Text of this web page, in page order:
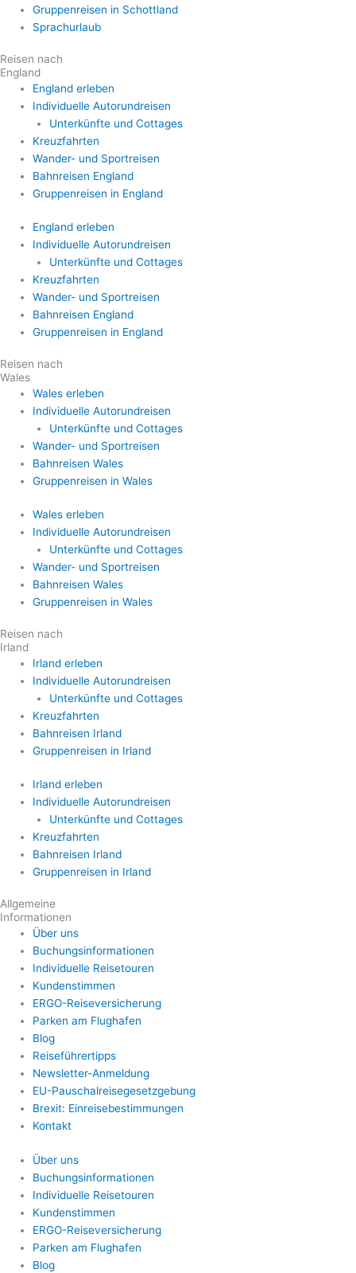
Gruppenreisen in Schottland
Sprachurlaub
Reisen nach
England
England erleben
Individuelle Autorundreisen
Unterkünfte und Cottages
Kreuzfahrten
Wander- und Sportreisen
Bahnreisen England
Gruppenreisen in England
England erleben
Individuelle Autorundreisen
Unterkünfte und Cottages
Kreuzfahrten
Wander- und Sportreisen
Bahnreisen England
Gruppenreisen in England
Reisen nach
Wales
Wales erleben
Individuelle Autorundreisen
Unterkünfte und Cottages
Wander- und Sportreisen
Bahnreisen Wales
Gruppenreisen in Wales
Wales erleben
Individuelle Autorundreisen
Unterkünfte und Cottages
Wander- und Sportreisen
Bahnreisen Wales
Gruppenreisen in Wales
Reisen nach
Irland
Irland erleben
Individuelle Autorundreisen
Unterkünfte und Cottages
Kreuzfahrten
Bahnreisen Irland
Gruppenreisen in Irland
Irland erleben
Individuelle Autorundreisen
Unterkünfte und Cottages
Kreuzfahrten
Bahnreisen Irland
Gruppenreisen in Irland
Allgemeine
Informationen
Über uns
Buchungsinformationen
Individuelle Reisetouren
Kundenstimmen
ERGO-Reiseversicherung
Parken am Flughafen
Blog
Reiseführertipps
Newsletter-Anmeldung
EU-Pauschalreisegesetzgebung
Brexit: Einreisebestimmungen
Kontakt
Über uns
Buchungsinformationen
Individuelle Reisetouren
Kundenstimmen
ERGO-Reiseversicherung
Parken am Flughafen
Blog